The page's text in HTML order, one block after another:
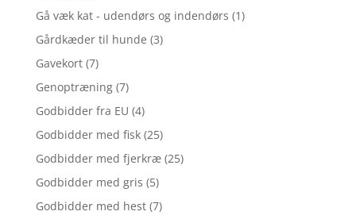
Gå væk kat - udendørs og indendørs (1)
Gårdkæder til hunde (3)
Gavekort (7)
Genoptræning (7)
Godbidder fra EU (4)
Godbidder med fisk (25)
Godbidder med fjerkræ (25)
Godbidder med gris (5)
Godbidder med hest (7)